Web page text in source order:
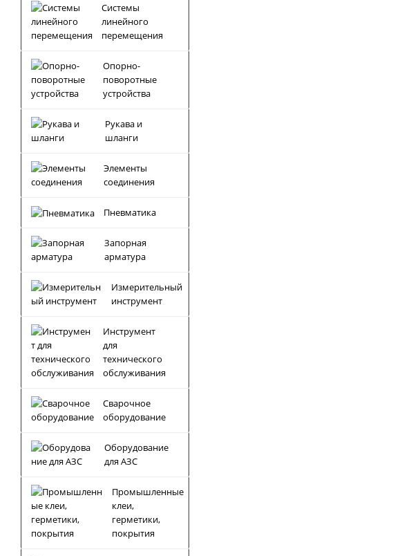
Системы
линейного
перемещения
Опорно-
поворотные
устройства
Рукава и
шланги
Элементы
соединения
Пневматика
Запорная
арматура
Измерительный
инструмент
Инструмент
для
технического
обслуживания
Сварочное
оборудование
Оборудование
для АЗС
Промышленные
клеи,
герметики,
покрытия